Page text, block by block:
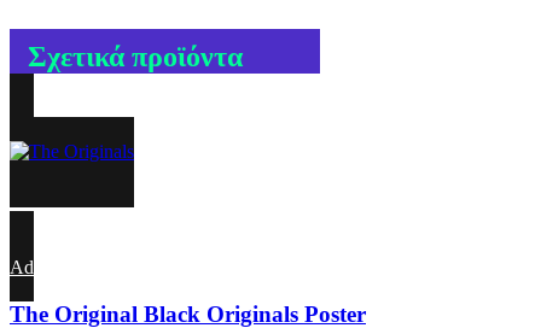
Σχετικά προϊόντα
Add to wishlist
The Original Black Originals Poster